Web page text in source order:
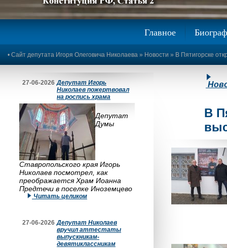
Главное
• Сайт депутата Игоря Олеговича Николаева » Новости » В Пятигорске
27-06-2026 Депутат Игорь
Николаев пожертвовал
на роспись храма
Депутат
Думы
Ставропольского края Игорь
Николаев посмотрел, как
преображается Храм Иоанна
Предтечи в поселке Иноземцево
Читать целиком
27-06-2026 Депутат Николаев
вручил аттестаты
выпускникам-
девятиклассникам
В